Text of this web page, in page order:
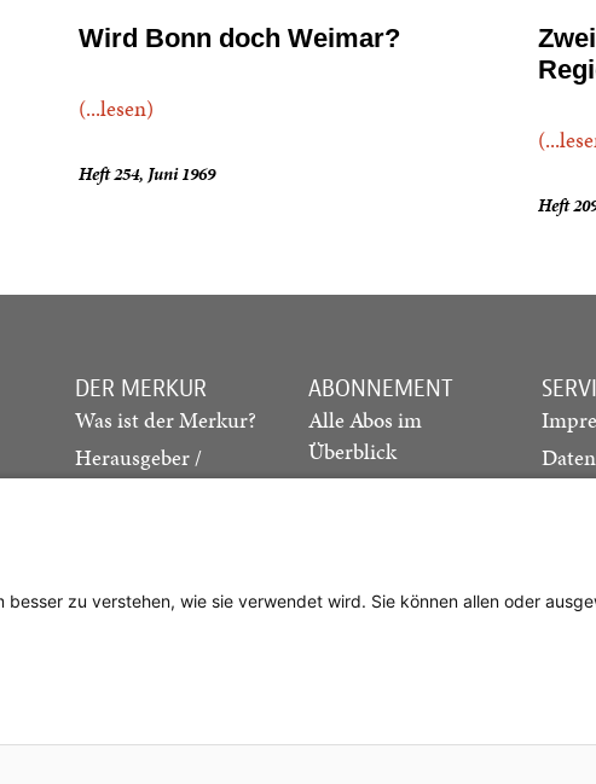
Wird Bonn doch Weimar?
(...lesen)
Heft 254, Juni 1969
Heft
DER MERKUR
Was ist der Merkur?
Herausgeber /
Redaktion
ABONNEMENT
Alle Abos im
Überblick
Print-Abo
Studierenden-Abo
zu verstehen, wie sie verwendet wird. Sie können allen oder